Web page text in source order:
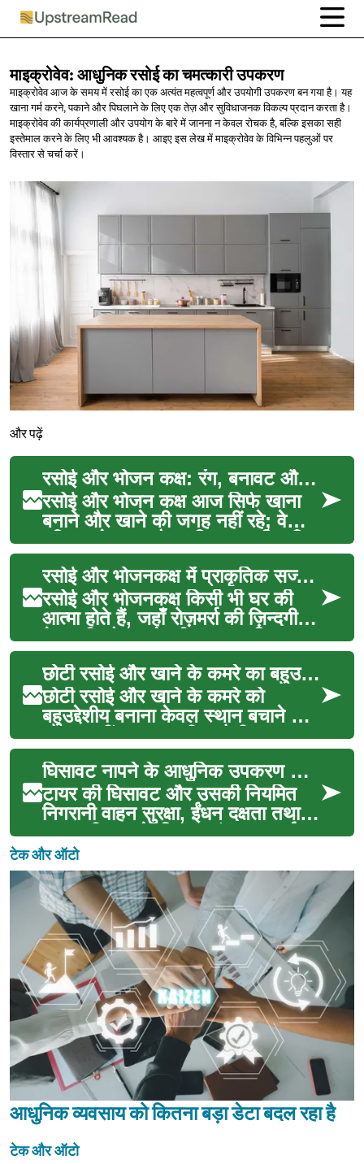
माइक्रोवेव: आधुनिक रसोई काचमत्कारी उपकरण
माइक्रोवेव आज के समय में रसोई का एक अत्यंत महत्वपूर्ण और उपयोगी उपकरण बन गया है। यह
खाना गर्म करने, पकाने और पिघलाने के लिए एक तेज़ और सुविधाजनक विकल्प प्रदान करता है।
माइक्रोवेव की कार्यप्रणाली और उपयोग के बारे में जानना न केवल रोचक है, बल्कि इसका सही
इस्तेमाल करने के लिए भी आवश्यक है। आइए इस लेख में माइक्रोवेव के विभिन्न पहलुओं पर
विस्तार से चर्चा करें।
और पढ़ें
रसोई और भोजन कक्ष: रंग, बनावट और सामंजस्य
रसोई और भोजन कक्ष आज सिर्फ खाना
बनाने और खाने की जगह नहीं रहे; वे
परिवार, मेहमान और व्यक्तिगत अभिव्यक्ति
के केंद्र बन...
रसोई और भोजनकक्ष में प्राकृतिक सज्जा के टिप्स
रसोई और भोजनकक्ष किसी भी घर की
आत्मा होते हैं, जहाँ रोज़मर्रा की ज़िन्दगी,
मेज़बानी और साझेदारी का वास्तविक
प्रदर्शन ...
छोटी रसोई और खाने के कमरे का बहुउद्देशीय डिजाइन
छोटी रसोई और खाने के कमरे को
बहुउद्देशीय बनाना केवल स्थान बचाने का
सवाल नहीं रहा; यह जीवनशैली,
सामाजिक आदतों और व्याव...
घिसावट नापने के आधुनिक उपकरण और विधियाँ
टायर की घिसावट और उसकी नियमित
निगरानी वाहन सुरक्षा, ईंधन दक्षता तथा
टायर की आयु के लिए अत्यंत महत्वपूर्ण
है। यह लेख आ...
टेक और ऑटो
आधुनिक व्यवसाय को कितना बड़ा डेटा बदल रहा है
टेक और ऑटो